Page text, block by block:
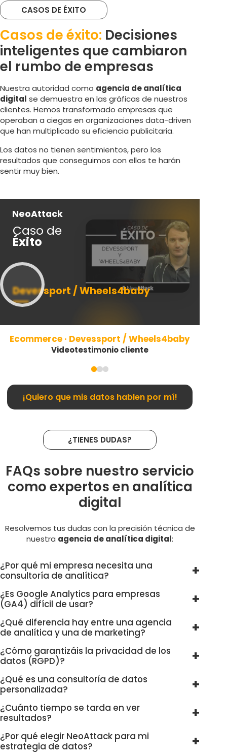
NeoAttack
Caso de
Éxito
Devessport / Wheels4baby
Ecommerce · Devessport / Wheels4baby
Videotestimonio cliente
CASOS DE ÉXITO
Casos de éxito: Decisiones
inteligentes que cambiaron
el rumbo de empresas
Nuestra autoridad como agencia de analítica
digital se demuestra en las gráficas de nuestros
clientes. Hemos transformado empresas que
operaban a ciegas en organizaciones data-driven
que han multiplicado su eficiencia publicitaria.
Los datos no tienen sentimientos, pero los
resultados que conseguimos con ellos te harán
sentir muy bien.
¡Quiero que mis datos hablen por mí!
¿TIENES DUDAS?
FAQs sobre nuestro servicio
como expertos en analítica
digital
Resolvemos tus dudas con la precisión técnica de
nuestra agencia de analítica digital:
¿Por qué mi empresa necesita una
consultoría de analítica?
¿Es Google Analytics para empresas
(GA4) difícil de usar?
¿Qué diferencia hay entre una agencia
de analítica y una de marketing?
¿Cómo garantizáis la privacidad de los
datos (RGPD)?
¿Qué es una consultoría de datos
personalizada?
¿Cuánto tiempo se tarda en ver
resultados?
¿Por qué elegir NeoAttack para mi
estrategia de datos?